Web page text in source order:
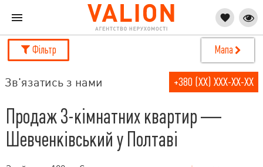
Фільтр Мапа
Зв'язатись з нами +380 (XX) XXX-XX-XX
Продаж 3-кімнатних квартир —
Шевченківський у Полтаві